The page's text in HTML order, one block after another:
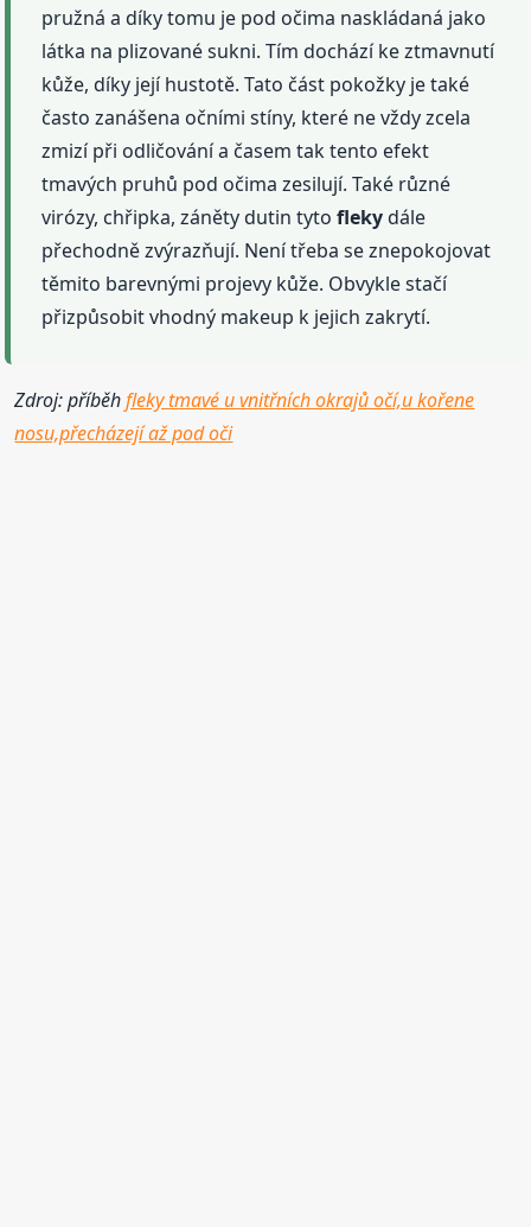
pružná a díky tomu je pod očima naskládaná jako
látka na plizované sukni. Tím dochází ke ztmavnutí
kůže, díky její hustotě. Tato část pokožky je také
často zanášena očními stíny, které ne vždy zcela
zmizí při odličování a časem tak tento efekt
tmavých pruhů pod očima zesilují. Také různé
virózy, chřipka, záněty dutin tytoflekydále
přechodně zvýrazňují. Není třeba se znepokojovat
těmito barevnými projevy kůže. Obvykle stačí
přizpůsobit vhodný makeup k jejich zakrytí.
Zdroj: příběhfleky tmavé u vnitřních okrajů očí,u kořene
nosu,přecházejí až pod oči